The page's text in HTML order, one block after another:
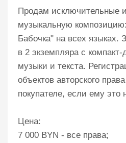
Продам исключительные
музыкальную
Бабочка" на всех языках.
в 2 экземпляра с
музыки и текста.
объектов авторского
покупателе, если ему это
Цена:
7 000 BYN - все права;